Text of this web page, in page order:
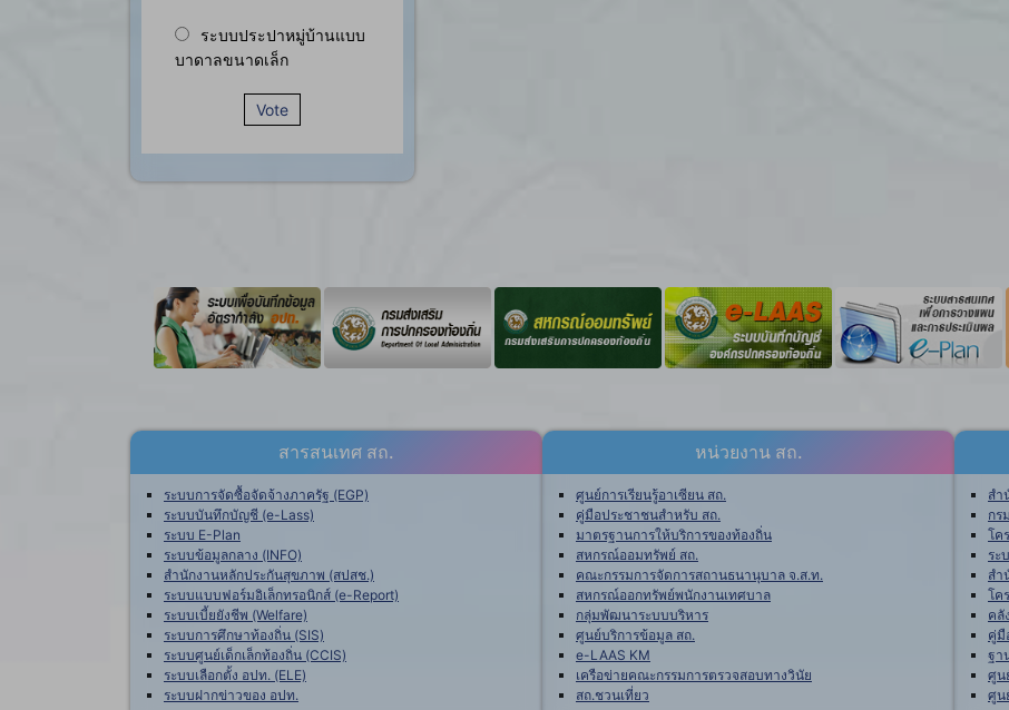
ระบบประปาหมู่บ้านแบบ
บาดาลขนาดเล็ก
Vote
สารสนเทศ สถ.
ระบบการจัดซื้อจัดจ้างภาครัฐ (EGP)
ระบบบันทึกบัญชี (e-Lass)
ระบบ E-Plan
ระบบข้อมูลกลาง (INFO)
สำนักงานหลักประกันสุขภาพ (สปสช.)
ระบบแบบฟอร์มอิเล็กทรอนิกส์ (e-Report)
ระบบเบี้ยยังชีพ (Welfare)
ระบบการศึกษาท้องถิ่น (SIS)
ระบบศูนย์เด็กเล็กท้องถิ่น (CCIS)
ระบบเลือกตั้ง อปท. (ELE)
ระบบฝากข่าวของ อปท.
หน่วยงาน สถ.
ศูนย์การเรียนรู้อาเซียน สถ.
คู่มือประชาชนสำหรับ สถ.
มาตรฐานการให้บริการของท้องถิ่น
สหกรณ์ออมทรัพย์ สถ.
คณะกรรมการจัดการสถานธนานุบาล จ.ส.ท.
สหกรณ์ออกทรัพย์พนักงานเทศบาล
กลุ่มพัฒนาระบบบริหาร
ศูนย์บริการข้อมูล สถ.
e-LAAS KM
เครือข่ายคณะกรรมการตรวจสอบทางวินัย
สถ.ชวนเที่ยว
สำ
กร
โค
ระ
สำ
โค
คลั
คู่มื
ฐา
ศูน
ศูน